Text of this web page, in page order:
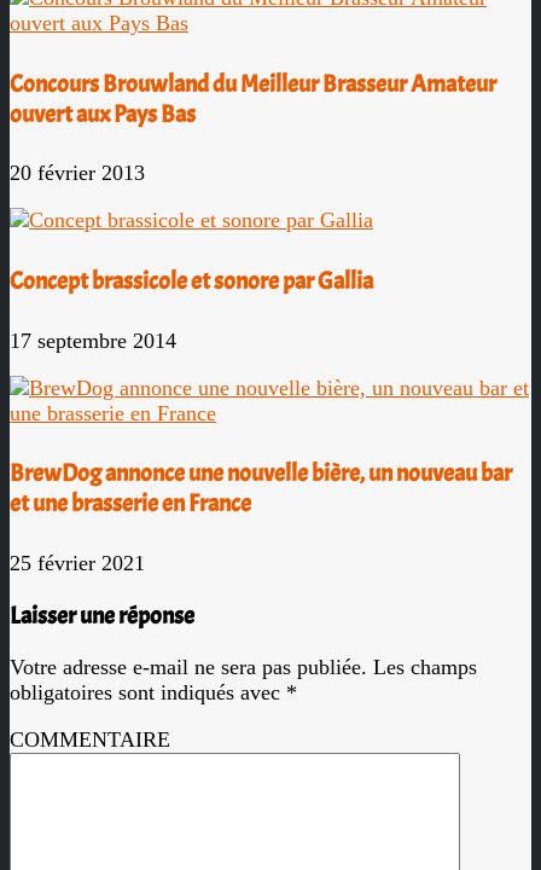
Concours Brouwland du Meilleur Brasseur Amateur
ouvert aux Pays Bas
20 février 2013
Concept brassicole et sonore par Gallia
17 septembre 2014
BrewDog annonce une nouvelle bière, un nouveau bar
et une brasserie en France
25 février 2021
Laisser une réponse
Votre adresse e-mail ne sera pas publiée. Les champs
obligatoires sont indiqués avec *
COMMENTAIRE